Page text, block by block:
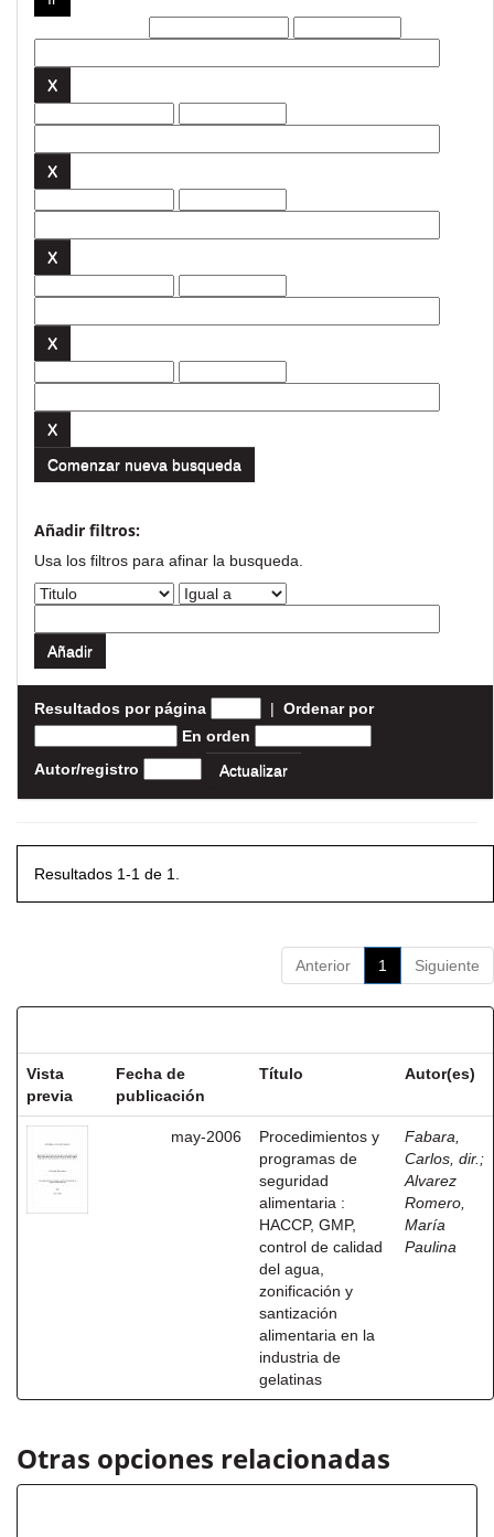
Comenzar nueva busqueda
Añadir filtros:
Usa los filtros para afinar la busqueda.
Resultados por página | Ordenar por
En orden
Autor/registro
Resultados 1-1 de 1.
Anterior 1 Siguiente
Vista
previa
Fecha de
publicación
Título Autor(es)
may-2006
Procedimientos y
programas de
seguridad
alimentaria :
HACCP, GMP,
control de calidad
del agua,
zonificación y
santización
alimentaria en la
industria de
gelatinas
Fabara,
Carlos, dir. ;
Alvarez
Romero,
María
Paulina
Otras opciones relacionadas